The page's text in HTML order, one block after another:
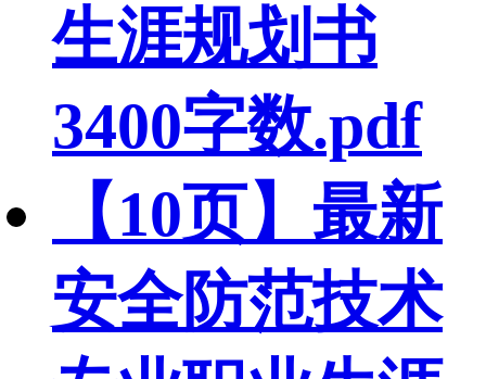
生涯规划书
3400字数.pdf
【10页】最新
安全防范技术